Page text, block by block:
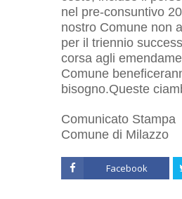
nel pre-consuntivo
nostro Comune non
per il triennio
corsa agli
Comune
bisogno.Queste
Comunicato Stampa
Comune di Milazzo
Facebook